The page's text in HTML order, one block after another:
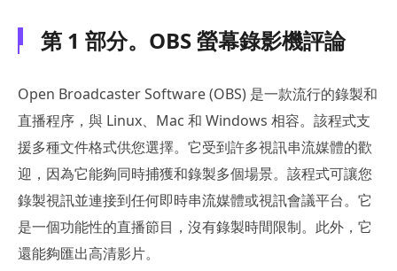
第 1 部分。OBS 螢幕錄影機評論
Open Broadcaster Software (OBS) 是一款流行的錄製和
直播程序，與 Linux、Mac 和 Windows 相容。該程式支
援多種文件格式供您選擇。它受到許多視訊串流媒體的歡
迎，因為它能夠同時捕獲和錄製多個場景。該程式可讓您
錄製視訊並連接到任何即時串流媒體或視訊會議平台。它
是一個功能性的直播節目，沒有錄製時間限制。此外，它
還能夠匯出高清影片。